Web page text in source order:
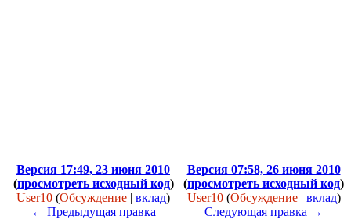
Версия 17:49, 23 июня 2010
(просмотреть исходный код)
User10 (Обсуждение | вклад)
← Предыдущая правка
Версия 07:58, 26 июня 2010
(просмотреть исходный код)
User10 (Обсуждение| вклад)
Следующая правка →